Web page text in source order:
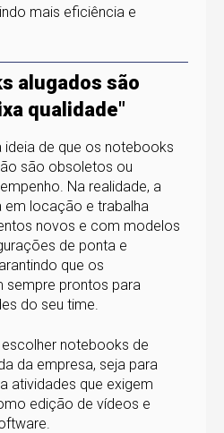
mais eficiência e
alugados são
qualidade"
de que os notebooks
são obsoletos ou
Na realidade, a
em locação e trabalha
novos e com modelos
de ponta e
que os
sempre prontos para
do seu time.
notebooks de
da empresa, seja para
atividades que exigem
edição de vídeos e